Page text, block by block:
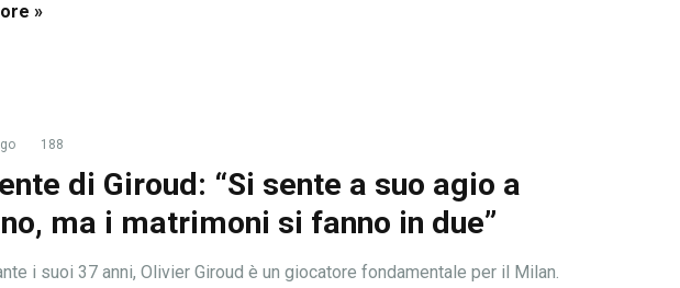
»
188
di Giroud: “Si sente a suo agio a
ma i matrimoni si fanno in due”
i suoi 37 anni, Olivier Giroud è un giocatore fondamentale per il Milan.